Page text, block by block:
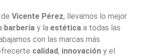
deVicente Pérez, llevamos lo mejor
barbería y laestética a todas las
con las marcas más
calidad, innovación y el